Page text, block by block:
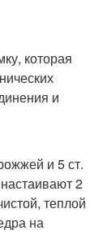
которая
и
и 5 ст.
2
теплой
на